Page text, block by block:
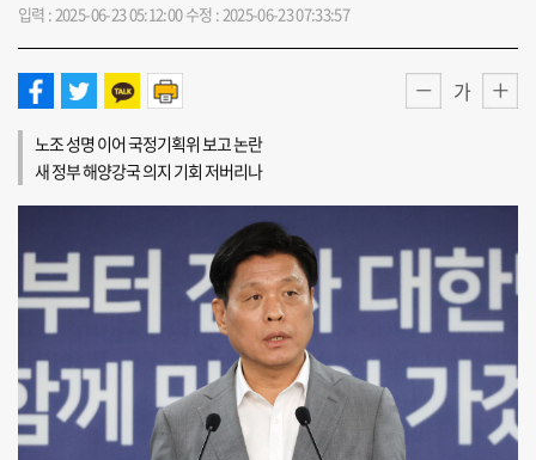
입력 : 2025-06-23 05:12:00수정 : 2025-06-23 07:33:57
가
노조 성명 이어 국정기획위 보고 논란
새 정부 해양강국 의지 기회 저버리나